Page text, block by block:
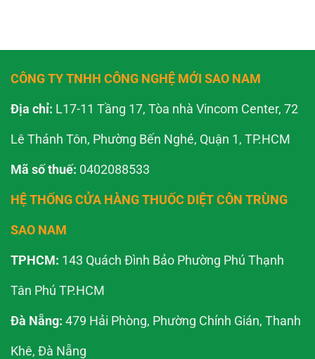
CÔNG TY TNHH CÔNG NGHỆ MỚI SAO NAM
Địa chỉ: L17-11 Tầng 17, Tòa nhà Vincom Center, 72
Lê Thánh Tôn, Phường Bến Nghé, Quận 1, TP.HCM
Mã số thuế: 0402088533
HỆ THỐNG CỬA HÀNG THUỐC DIỆT CÔN TRÙNG
SAO NAM
TPHCM: 143 Quách Đình Bảo Phường Phú Thạnh
Tân Phú TP.HCM
Đà Nẵng: 479 Hải Phòng, Phường Chính Gián, Thanh
Khê, Đà Nẵng